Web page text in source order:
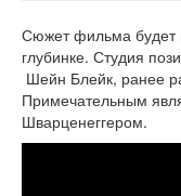
Сюжет фильма будет
глубинке. Студия
Шейн Блейк, ранее
Примечательным
Шварценеггером.